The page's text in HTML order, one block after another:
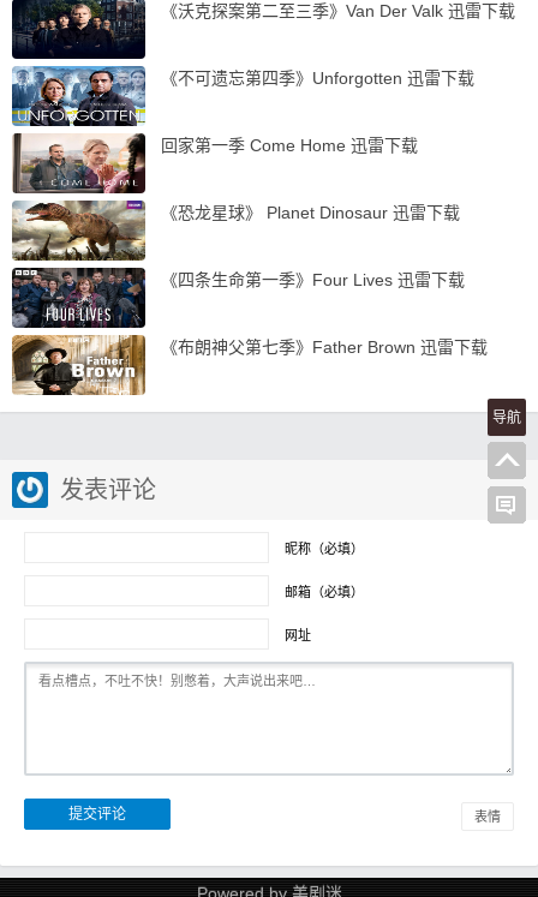
《沃克探案第二至三季》Van Der Valk 迅雷下载
《不可遗忘第四季》Unforgotten 迅雷下载
回家第一季 Come Home 迅雷下载
《恐龙星球》 Planet Dinosaur 迅雷下载
《四条生命第一季》Four Lives 迅雷下载
《布朗神父第七季》Father Brown 迅雷下载
发表评论
昵称（必填）
邮箱（必填）
网址
表情
导航